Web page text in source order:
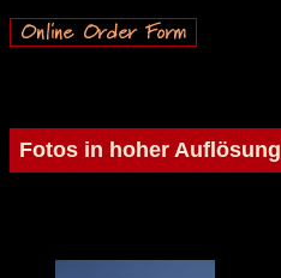
Fotos in hoher Auflösung